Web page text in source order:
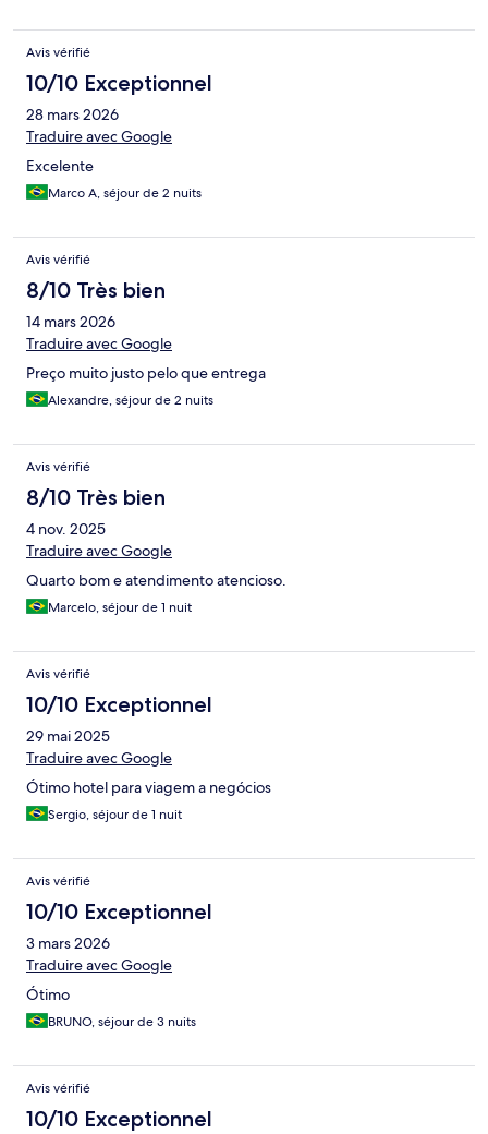
Avis vérifié
10/10 Exceptionnel
28 mars 2026
Traduire avec Google
Excelente
Marco A, séjour de 2 nuits
Avis vérifié
8/10 Très bien
14 mars 2026
Traduire avec Google
Preço muito justo pelo que entrega
Alexandre, séjour de 2 nuits
Avis vérifié
8/10 Très bien
4 nov. 2025
Traduire avec Google
Quarto bom e atendimento atencioso.
Marcelo, séjour de 1 nuit
Avis vérifié
10/10 Exceptionnel
29 mai 2025
Traduire avec Google
Ótimo hotel para viagem a negócios
Sergio, séjour de 1 nuit
Avis vérifié
10/10 Exceptionnel
3 mars 2026
Traduire avec Google
Ótimo
BRUNO, séjour de 3 nuits
Avis vérifié
10/10 Exceptionnel